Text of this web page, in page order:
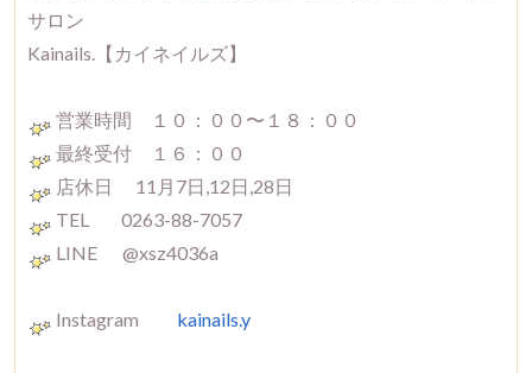
サロン
Kainails.【カイネイルズ】
営業時間 １０：００〜１８：００
最終受付 １６：００
店休日 11月7日,12日,28日
TEL 0263-88-7057
LINE @xsz4036a
Instagram kainails.y